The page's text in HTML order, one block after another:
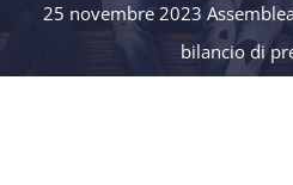
25 novembre 2023
bilancio di